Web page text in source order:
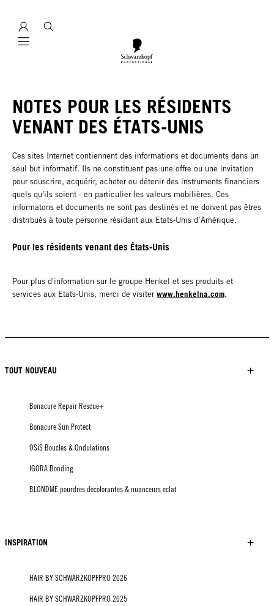
Mobile navigation
NOTES POUR LES RÉSIDENTS
VENANT DES ÉTATS-UNIS
Ces sites Internet contiennent des informations et documents dans un
seul but informatif. Ils ne constituent pas une offre ou une invitation
pour souscrire, acquérir, acheter ou détenir des instruments financiers
quels qu'ils soient - en particulier les valeurs mobilières. Ces
informatons et documents ne sont pas destinés et ne doivent pas êtres
distribués à toute personne résidant aux Etats-Unis d’Amérique.
Pour les résidents venant des États-Unis
Pour plus d'information sur le groupe Henkel et ses produits et
services aux Etats-Unis, merci de visiter www.henkelna.com.
TOUT NOUVEAU
Bonacure Repair Rescue+
Bonacure Sun Protect
OSiS Boucles & Ondulations
IGORA Bonding
BLONDME pourdres décolorantes & nuanceurs eclat
INSPIRATION
HAIR BY SCHWARZKOPFPRO 2026
HAIR BY SCHWARZKOPFPRO 2025